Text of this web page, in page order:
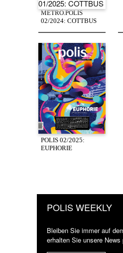
METRO.POLIS
02/2024: COTTBUS
POLIS 02/2025:
EUPHORIE
POLIS WEEKLY
Bleiben Sie immer auf
erhalten Sie unsere News